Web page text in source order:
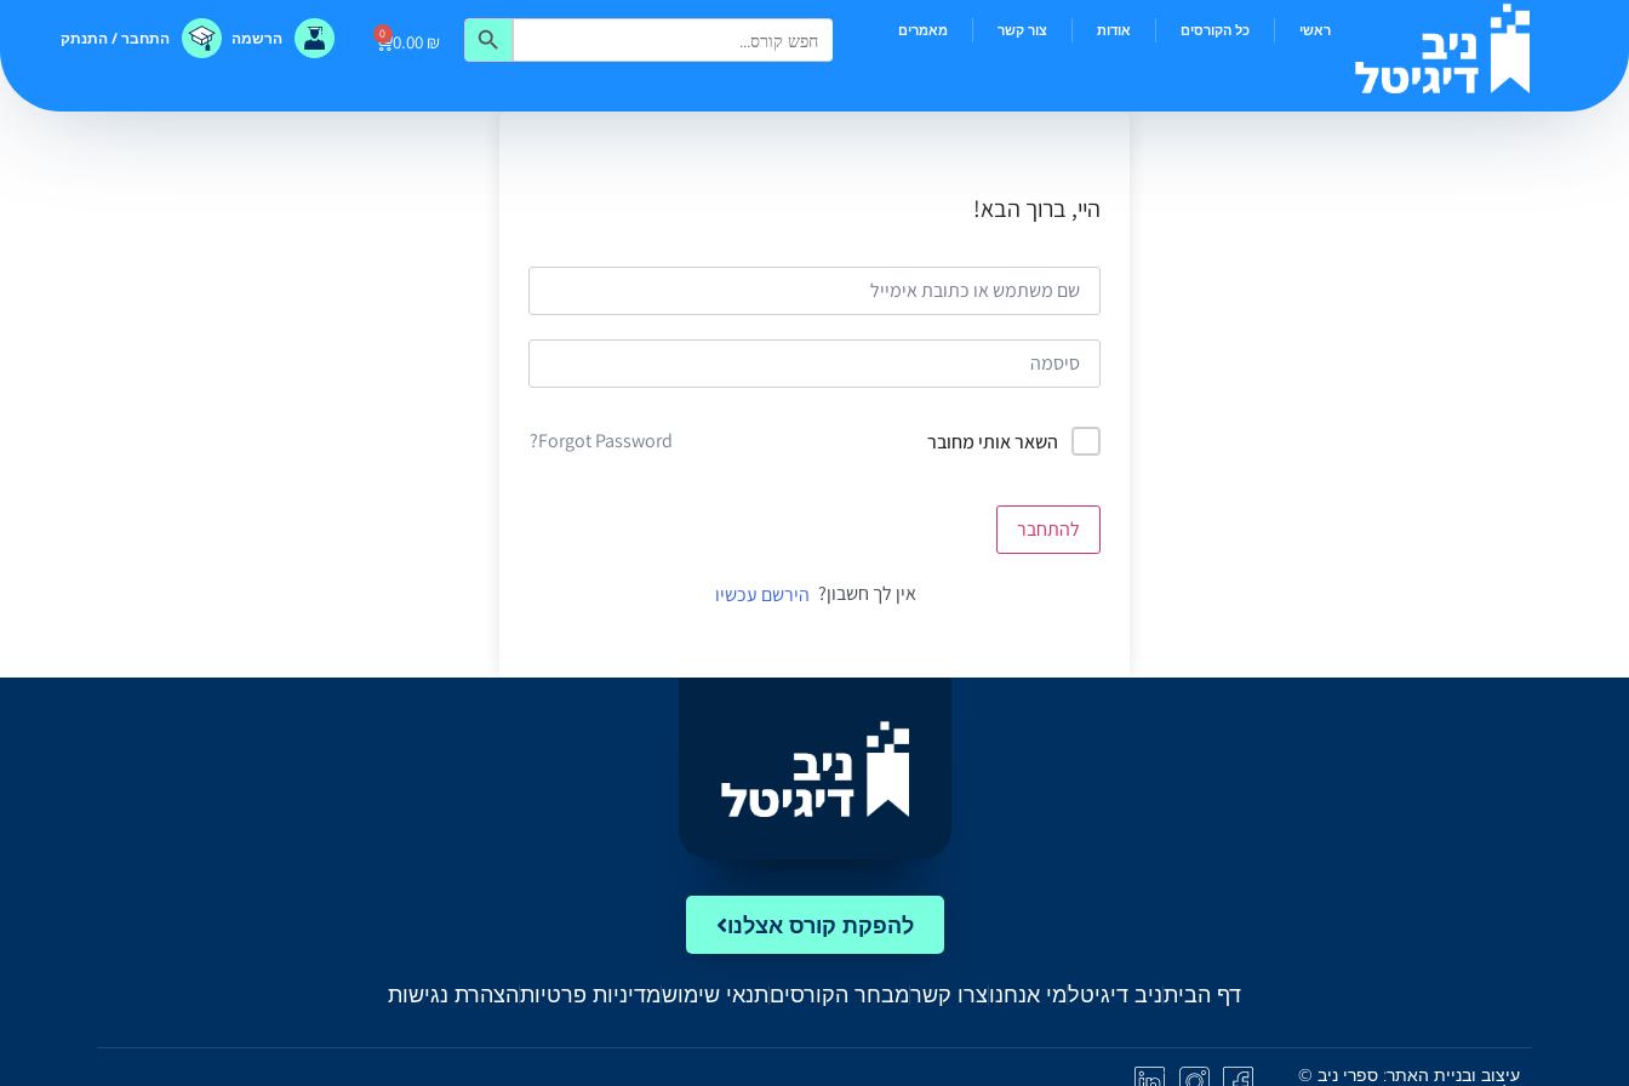
ראשי כל הקורסים אודות צור קשר מאמרים Search
for:
Search Button
0.00 ₪
0 הרשמה התחבר / התנתק
היי, ברוך הבא!
השאר אותי מחובר Forgot Password?
להתחבר
אין לך חשבון? הירשם עכשיו
להפקת קורס אצלנו
דף הביתניב דיגיטלמי אנחנוצרו קשרמבחר הקורסיםתנאי שימושמדיניות פרטיותהצהרת נגישות
עיצוב ובניית האתר: ספרי ניב ©